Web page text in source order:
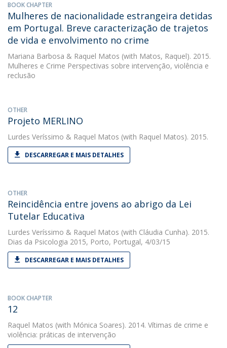
BOOK CHAPTER
Mulheres de nacionalidade estrangeira detidas
em Portugal. Breve caracterização de trajetos
de vida e envolvimento no crime
Mariana Barbosa & Raquel Matos (with Matos, Raquel). 2015.
Mulheres e Crime Perspectivas sobre intervenção, violência e
reclusão
OTHER
Projeto MERLINO
Lurdes Veríssimo & Raquel Matos (with Raquel Matos). 2015.
DESCARREGAR E MAIS DETALHES
OTHER
Reincidência entre jovens ao abrigo da Lei
Tutelar Educativa
Lurdes Veríssimo & Raquel Matos (with Cláudia Cunha). 2015.
Dias da Psicologia 2015, Porto, Portugal, 4/03/15
DESCARREGAR E MAIS DETALHES
BOOK CHAPTER
12
Raquel Matos (with Mónica Soares). 2014. Vítimas de crime e
violência: práticas de intervenção